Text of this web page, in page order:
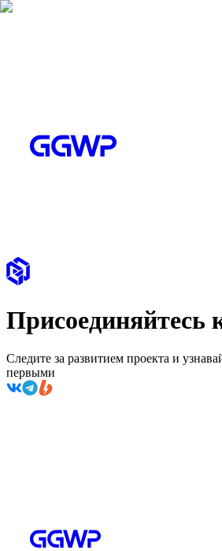
Присоединяйтесь
Следите за развитием проекта и
первыми